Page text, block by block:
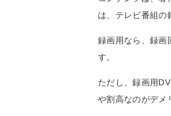
は、テレビ番組の
録画用なら、録画
す。
ただし、録画用
や割高なのがデメ